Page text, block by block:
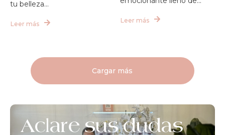
tu belleza...
Leer más Leer más
Cargar más
Aclare sus dudas